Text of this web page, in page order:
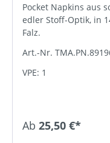
Pocket Napkins aus
edler Stoff-Optik, in
Falz.
Art.-Nr.
VPE: 1
Ab 25,50 €*